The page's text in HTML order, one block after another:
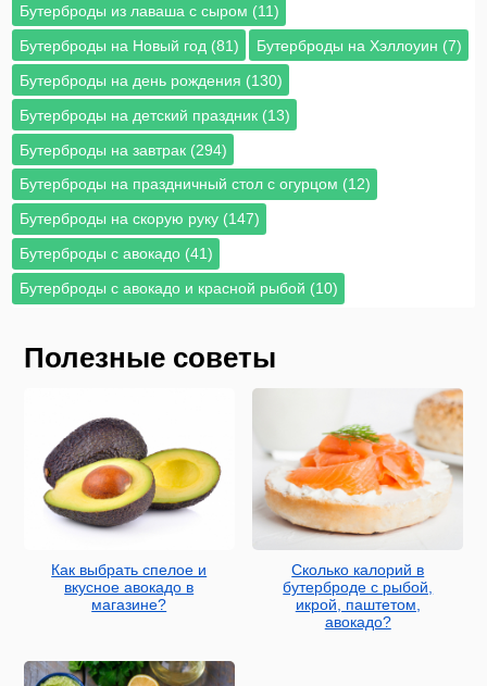
Бутерброды из лаваша с сыром (11)
Бутерброды на Новый год (81)
Бутерброды на Хэллоуин (7)
Бутерброды на день рождения (130)
Бутерброды на детский праздник (13)
Бутерброды на завтрак (294)
Бутерброды на праздничный стол с огурцом (12)
Бутерброды на скорую руку (147)
Бутерброды с авокадо (41)
Бутерброды с авокадо и красной рыбой (10)
Полезные советы
Как выбрать спелое и
вкусное авокадо в
магазине?
Сколько калорий в
бутерброде с рыбой,
икрой, паштетом,
авокадо?